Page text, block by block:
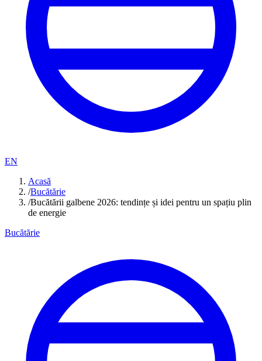
EN
Acasă
/Bucătărie
/Bucătării galbene 2026: tendințe și idei pentru un spațiu plin
de energie
Bucătărie